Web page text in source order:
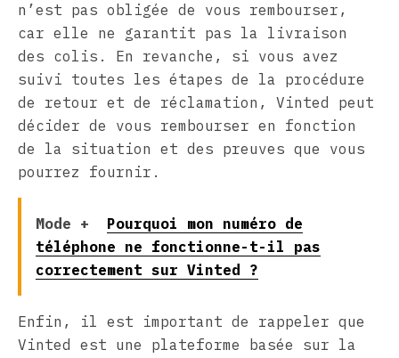
n’est pas obligée de vous rembourser,
car elle ne garantit pas la livraison
des colis. En revanche, si vous avez
suivi toutes les étapes de la procédure
de retour et de réclamation, Vinted peut
décider de vous rembourser en fonction
de la situation et des preuves que vous
pourrez fournir.
Mode +
Pourquoi mon numéro de
téléphone ne fonctionne-t-il pas
correctement sur Vinted ?
Enfin, il est important de rappeler que
Vinted est une plateforme basée sur la